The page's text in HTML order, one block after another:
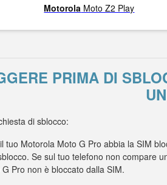
Motorola Moto Z2 Play
PRIMA DI
di sblocco:
tuo Motorola Moto G Pro abbia la SIM
Se sul tuo telefono non compare
Pro non è bloccato dalla SIM.